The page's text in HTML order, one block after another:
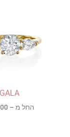
GALA
החל מ –